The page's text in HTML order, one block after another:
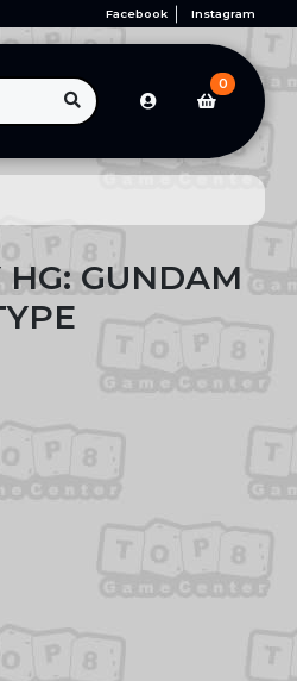
Facebook Instagram
0
GUNDAM